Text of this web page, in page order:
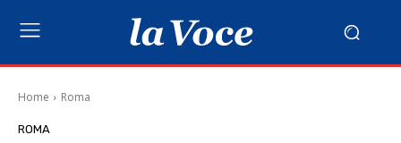
Home Roma
ROMA